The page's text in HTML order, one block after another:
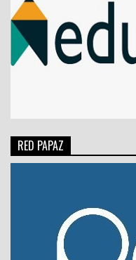
RED PAPAZ